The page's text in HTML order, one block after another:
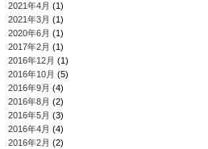
2021年4月 (1)
2021年3月 (1)
2020年6月 (1)
2017年2月 (1)
2016年12月 (1)
2016年10月 (5)
2016年9月 (4)
2016年8月 (2)
2016年5月 (3)
2016年4月 (4)
2016年2月 (2)